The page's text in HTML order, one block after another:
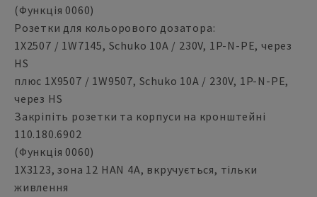
(Функція 0060)
Розетки для кольорового дозатора:
1X2507 / 1W7145, Schuko 10A / 230V, 1P-N-PE, через
HS
плюс 1X9507 / 1W9507, Schuko 10A / 230V, 1P-N-PE,
через HS
Закріпіть розетки та корпуси на кронштейні
110.180.6902
(Функція 0060)
1X3123, зона 12 HAN 4A, вкручується, тільки
живлення